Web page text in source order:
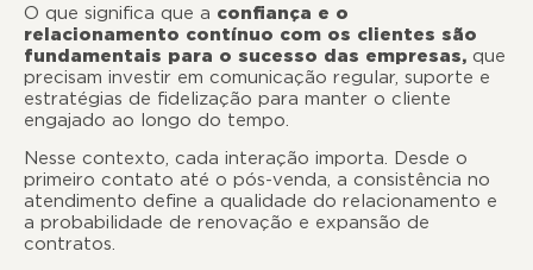
O que significa que a confiança e o
relacionamento contínuo com os clientes são
fundamentais para o sucesso das empresas, que
precisam investir em comunicação regular, suporte e
estratégias de fidelização para manter o cliente
engajado ao longo do tempo.
Nesse contexto, cada interação importa. Desde o
primeiro contato até o pós-venda, a consistência no
atendimento define a qualidade do relacionamento e
a probabilidade de renovação e expansão de
contratos.